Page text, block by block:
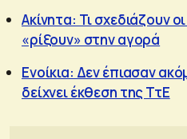
Ακίνητα: Τι σχεδιάζουν
«ρίξουν» στην αγορά
Ενοίκια: Δεν έπιασαν
δείχνει έκθεση της ΤτΕ